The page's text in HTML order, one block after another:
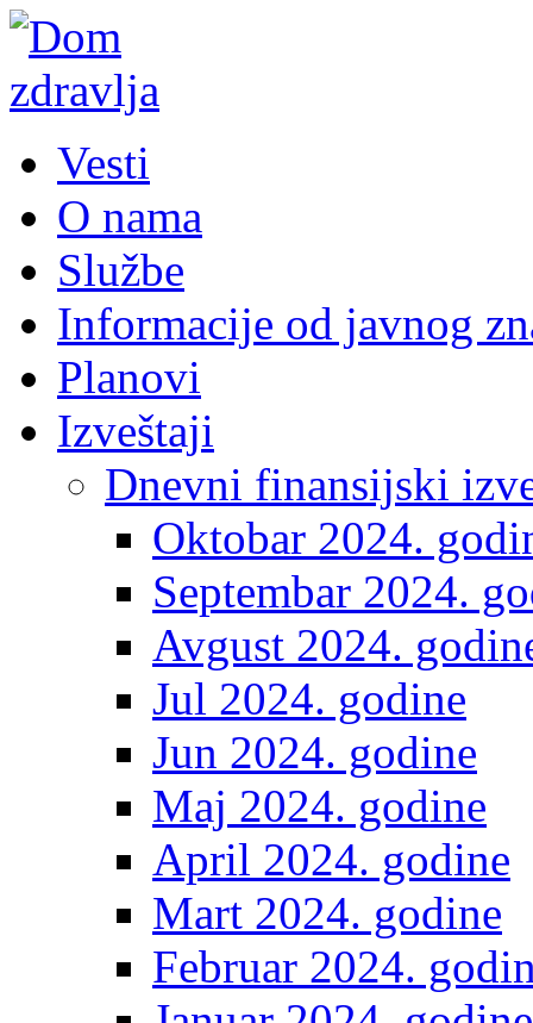
Vesti
O nama
Službe
Informacije od javnog
Planovi
Izveštaji
Dnevni finansijski
Oktobar 2024.
Septembar 2024.
Avgust 2024.
Jul 2024. godine
Jun 2024. godine
Maj 2024. godine
April 2024. godine
Mart 2024. godine
Februar 2024.